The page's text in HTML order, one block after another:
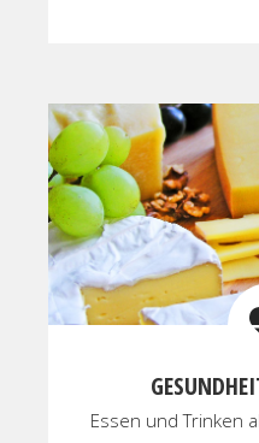
Essen und Trinken